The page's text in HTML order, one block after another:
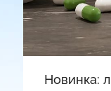
Новинка: